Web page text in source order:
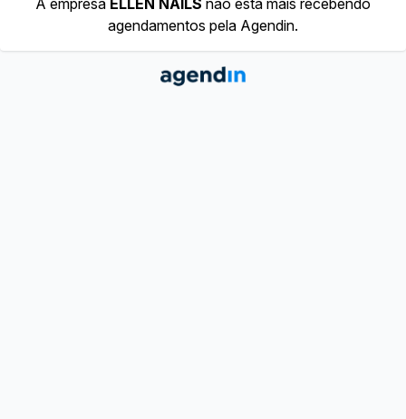
A empresa ELLEN NAILS não está mais recebendo
agendamentos pela Agendin.